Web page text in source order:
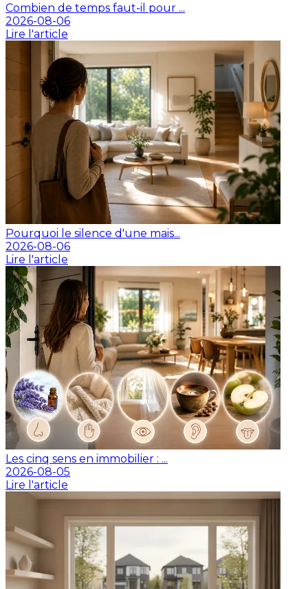
Combien de temps faut-il pour ...
2026-08-06
Lire l'article
Pourquoi le silence d'une mais...
2026-08-06
Lire l'article
Les cinq sens en immobilier : ...
2026-08-05
Lire l'article